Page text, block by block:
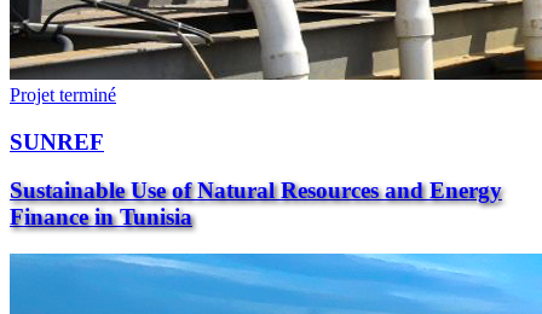
Projet terminé
SUNREF
Sustainable Use of Natural Resources and Energy
Finance in Tunisia